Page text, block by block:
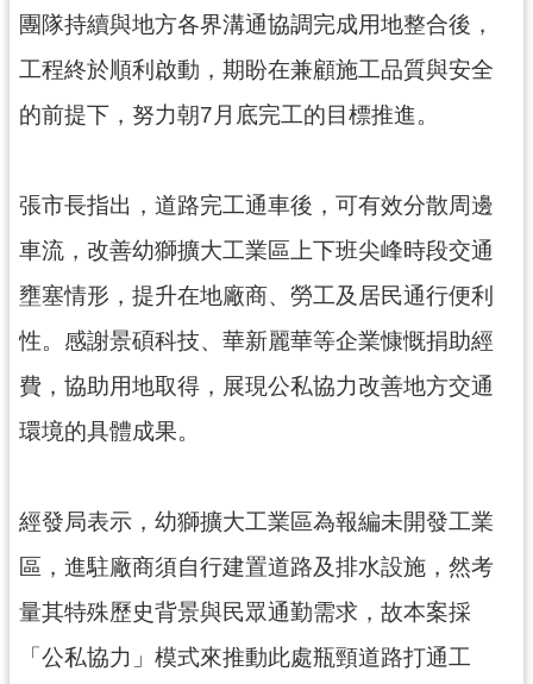
首
頁
網
覽
市
政
信
箱
常
見
問
桃
園
市
府
入
團隊持續與地方各界溝通協調完成用地整合後，
工程終於順利啟動，期盼在兼顧施工品質與安全
的前提下，努力朝7月底完工的目標推進。
張市長指出，道路完工通車後，可有效分散周邊
車流，改善幼獅擴大工業區上下班尖峰時段交通
壅塞情形，提升在地廠商、勞工及居民通行便利
性。感謝景碩科技、華新麗華等企業慷慨捐助經
費，協助用地取得，展現公私協力改善地方交通
環境的具體成果。
經發局表示，幼獅擴大工業區為報編未開發工業
區，進駐廠商須自行建置道路及排水設施，然考
量其特殊歷史背景與民眾通勤需求，故本案採
「公私協力」模式來推動此處瓶頸道路打通工